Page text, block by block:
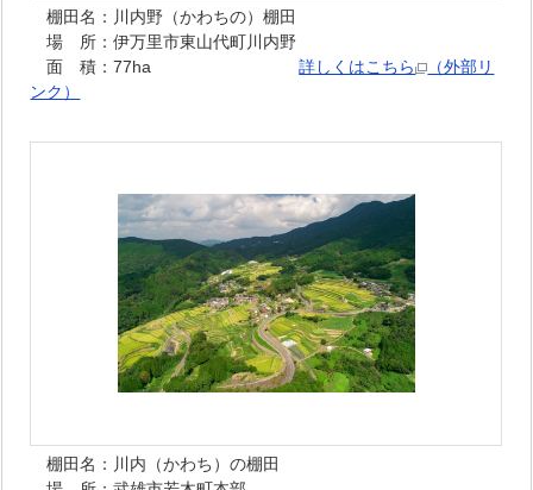
棚田名：川内野（かわちの）棚田
場 所：伊万里市東山代町川内野
面 積：77ha詳しくはこちら
（外部リ
ンク）
棚田名：川内（かわち）の棚田